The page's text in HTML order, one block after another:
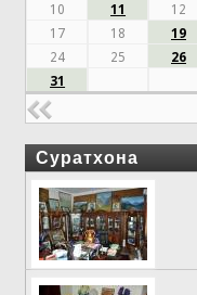
10
11 12
17
18 19
24
25 26
31
Суратхона